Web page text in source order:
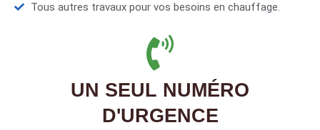
Tous autres travaux pour vos besoins en chauffage.
UN SEUL NUMÉRO
D'URGENCE